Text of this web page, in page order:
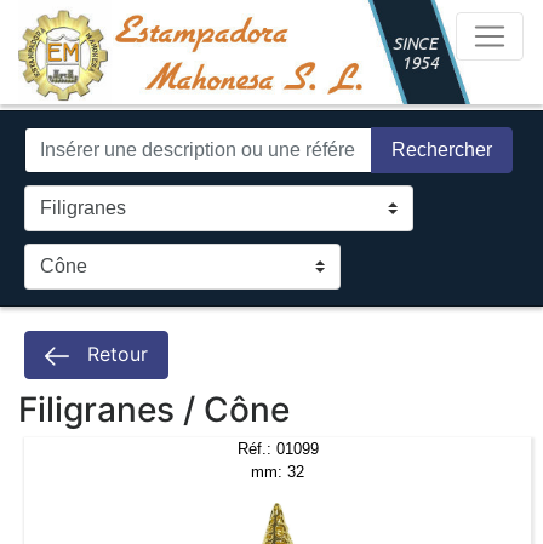
Rechercher
Retour
Filigranes / Cône
Réf.: 01099
mm: 32